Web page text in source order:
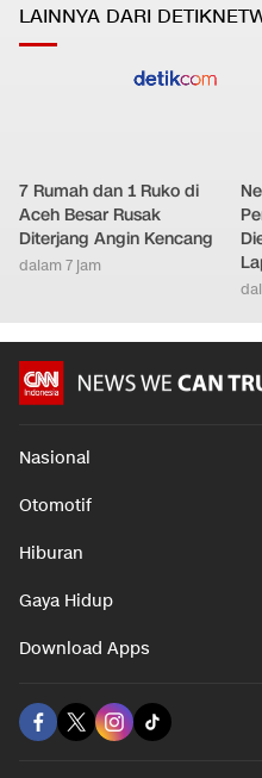
LAINNYA DARI
7 Rumah dan 1 Ruko di
Aceh Besar Rusak
Diterjang Angin Kencang
dalam 7 jam
Nasional
Otomotif
Hiburan
Gaya Hidup
Download Apps